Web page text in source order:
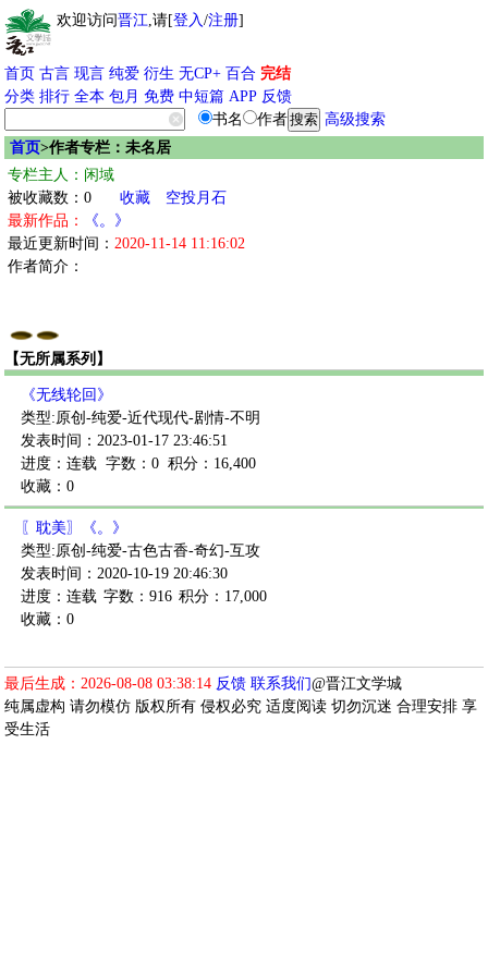
欢迎访问晋江,请[登入/注册]
首页 古言 现言 纯爱 衍生 无CP+ 百合 完结
分类 排行 全本 包月 免费 中短篇 APP 反馈
书名
作者
高级搜索
首页>作者专栏：未名居
专栏主人：闲域
被收藏数：0
收藏
空投月石
最新作品：
《。》
最近更新时间： 2020-11-14 11:16:02
作者简介：
【无所属系列】
《无线轮回》
类型:原创-纯爱-近代现代-剧情-不明
发表时间：2023-01-17 23:46:51
进度：连载 字数：0 积分：16,400
收藏：0
〖耽美〗《。》
类型:原创-纯爱-古色古香-奇幻-互攻
发表时间：2020-10-19 20:46:30
进度：连载 字数：916 积分：17,000
收藏：0
最后生成：2026-08-08 03:38:14 反馈 联系我们@晋江文学城
纯属虚构 请勿模仿 版权所有 侵权必究 适度阅读 切勿沉迷 合理安排 享
受生活